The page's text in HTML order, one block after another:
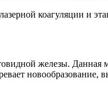
коагуляции и
железы. Данная